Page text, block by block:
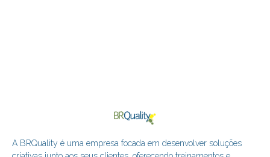
A BRQuality é uma empresa focada em desenvolver soluções